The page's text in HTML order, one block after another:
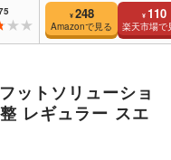
¥ 248
Amazonで見る
¥ 110
楽天市場で
ットソリューショ
レギュラー スエ